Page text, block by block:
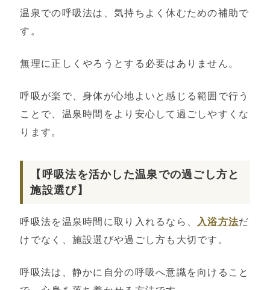
温泉での呼吸法は、気持ちよく休むための補助で
す。
無理に正しくやろうとする必要はありません。
呼吸が楽で、身体が心地よいと感じる範囲で行う
ことで、温泉時間をより安心して過ごしやすくな
ります。
【呼吸法を活かした温泉での過ごし方と
施設選び】
呼吸法を温泉時間に取り入れるなら、 入浴方法だ
けでなく、施設選びや過ごし方も大切です。
呼吸法は、静かに自分の呼吸へ意識を向けること